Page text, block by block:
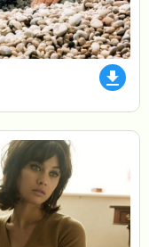
file_download